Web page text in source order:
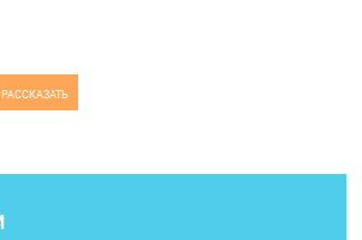
РАССКАЗАТЬ